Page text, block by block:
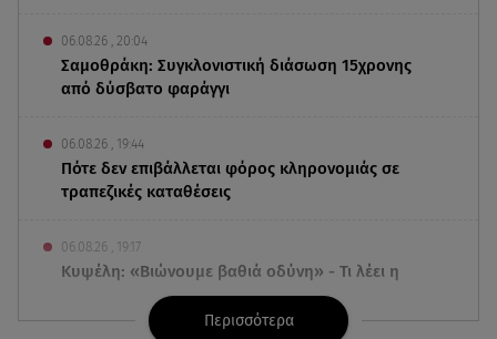
06.08.26 , 20:04
Σαμοθράκη: Συγκλονιστική διάσωση 15χρονης
από δύσβατο φαράγγι
06.08.26 , 19:44
Πότε δεν επιβάλλεται φόρος κληρονομιάς σε
τραπεζικές καταθέσεις
06.08.26 , 19:17
Κυψέλη: «Βιώνουμε βαθιά οδύνη» - Τι λέει η
οικογένεια της Λίζα
Περισσότερα